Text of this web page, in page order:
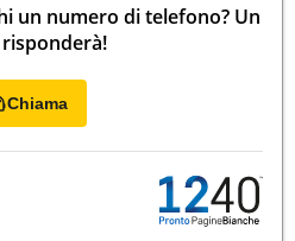
un numero di telefono? Un
Chiama